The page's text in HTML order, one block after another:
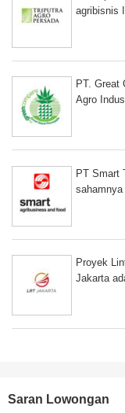
agribisnis
PT. Great
Agro
PT Smart
sahamnya
Proyek
Jakarta
Saran Lowongan